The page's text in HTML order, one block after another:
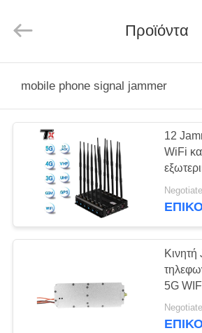
ΠΡΟΪΌΝΤΑ
ΠΕΡΊΠΟΥ
ΕΜΕΊΣ
ΓΎΡΟΣ
ΠΟΙΟΤΙΚΌΣ
Rights
Προϊόντα
mobile phone signal jammer
12
WiFi
Blocker
5G
ενότητα